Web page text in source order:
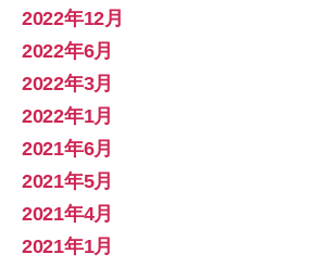
2022年12月
2022年6月
2022年3月
2022年1月
2021年6月
2021年5月
2021年4月
2021年1月